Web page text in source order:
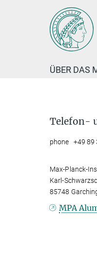
ÜBER DAS
Telefon-
phone +49 89
Max-Planck-
Karl-
85748
MPA